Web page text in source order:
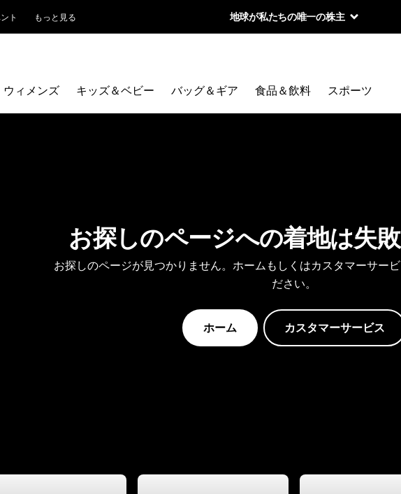
ト もっと見る 地球が私たちの唯一の株主
ウィメンズ キッズ＆ベビー バッグ＆ギア 食品＆飲料 スポーツ
お探しのページへの着地は失敗
お探しのページが見つかりません。ホームもしくはカスタマーサー
ださい。
ホーム カスタマーサービス